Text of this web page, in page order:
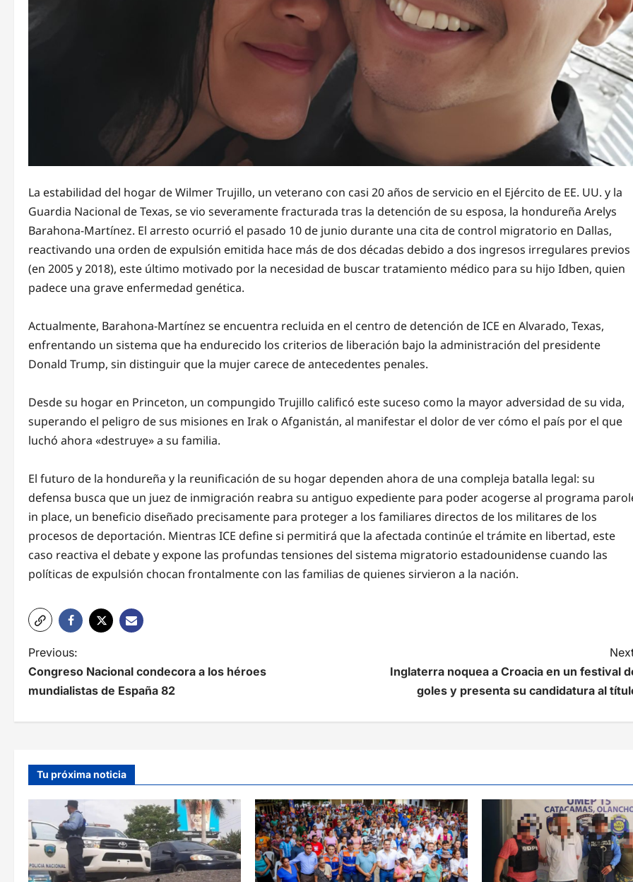
La estabilidad del hogar de Wilmer Trujillo, un veterano con casi 20 años de servicio en el Ejército de EE. UU. y la
Guardia Nacional de Texas, se vio severamente fracturada tras la detención de su esposa, la hondureña Arelys
Barahona-Martínez. El arresto ocurrió el pasado 10 de junio durante una cita de control migratorio en Dallas,
reactivando una orden de expulsión emitida hace más de dos décadas debido a dos ingresos irregulares previos
(en 2005 y 2018), este último motivado por la necesidad de buscar tratamiento médico para su hijo Idben, quien
padece una grave enfermedad genética.
Actualmente, Barahona-Martínez se encuentra recluida en el centro de detención de ICE en Alvarado, Texas,
enfrentando un sistema que ha endurecido los criterios de liberación bajo la administración del presidente
Donald Trump, sin distinguir que la mujer carece de antecedentes penales.
Desde su hogar en Princeton, un compungido Trujillo calificó este suceso como la mayor adversidad de su vida,
superando el peligro de sus misiones en Irak o Afganistán, al manifestar el dolor de ver cómo el país por el que
luchó ahora «destruye» a su familia.
El futuro de la hondureña y la reunificación de su hogar dependen ahora de una compleja batalla legal: su
defensa busca que un juez de inmigración reabra su antiguo expediente para poder acogerse al programa
in place, un beneficio diseñado precisamente para proteger a los familiares directos de los militares de los
procesos de deportación. Mientras ICE define si permitirá que la afectada continúe el trámite en libertad, este
caso reactiva el debate y expone las profundas tensiones del sistema migratorio estadounidense cuando las
políticas de expulsión chocan frontalmente con las familias de quienes sirvieron a la nación.
N
a
a
i
ó
Previous:
Congreso Nacional condecora a los héroes
mundialistas de España 82
Inglaterra noquea a Croacia en un festival
goles y presenta su candidatura al
Tu próxima noticia